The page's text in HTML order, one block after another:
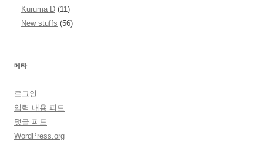
Kuruma D (11)
New stuffs (56)
메타
로그인
입력 내용 피드
댓글 피드
WordPress.org